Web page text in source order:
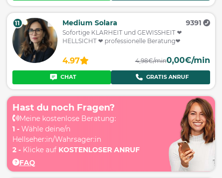
Hast du noch Fragen?
Meine kostenlose Beratung:
1 -Wähle deine/n
Hellseher:in/Wahrsager:in
2 -Klicke auf KOSTENLOSER ANRUF
FAQ
11 Medium Solara 9391
Sofortige KLARHEIT und GEWISSHEIT ❤
HELLSICHT ❤ professionelle Beratung❤
4.97 4,98€/min0,00€/min
CHAT GRATIS ANRUF